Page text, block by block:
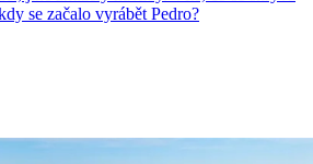
se začalo vyrábět Pedro?